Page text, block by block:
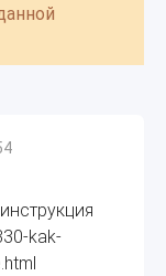
kak-